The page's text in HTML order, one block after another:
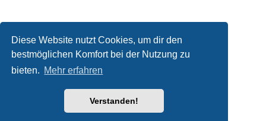
Diese Website nutzt Cookies, um dir den
bestmöglichen Komfort bei der Nutzung zu
bieten. Mehr erfahren
Verstanden!